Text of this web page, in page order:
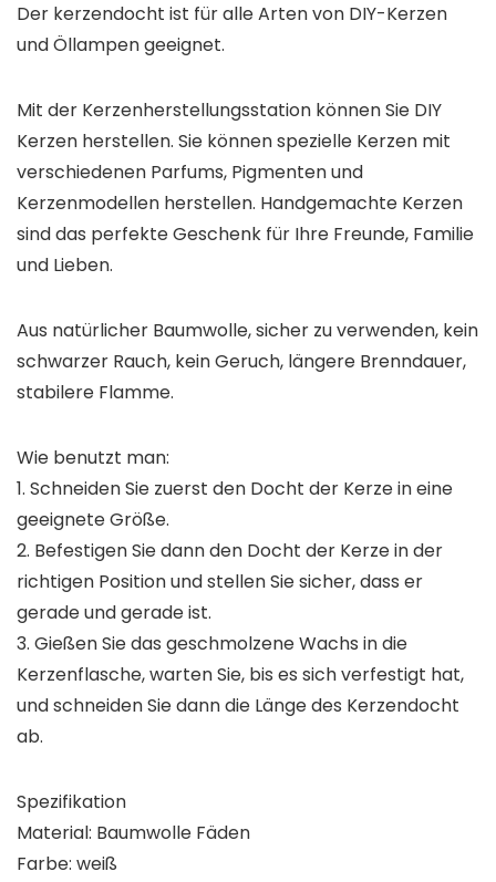
Der kerzendocht ist für alle Arten von DIY-Kerzen
und Öllampen geeignet.
Mit der Kerzenherstellungsstation können Sie DIY
Kerzen herstellen. Sie können spezielle Kerzen mit
verschiedenen Parfums, Pigmenten und
Kerzenmodellen herstellen. Handgemachte Kerzen
sind das perfekte Geschenk für Ihre Freunde, Familie
und Lieben.
Aus natürlicher Baumwolle, sicher zu verwenden, kein
schwarzer Rauch, kein Geruch, längere Brenndauer,
stabilere Flamme.
Wie benutzt man:
1. Schneiden Sie zuerst den Docht der Kerze in eine
geeignete Größe.
2. Befestigen Sie dann den Docht der Kerze in der
richtigen Position und stellen Sie sicher, dass er
gerade und gerade ist.
3. Gießen Sie das geschmolzene Wachs in die
Kerzenflasche, warten Sie, bis es sich verfestigt hat,
und schneiden Sie dann die Länge des Kerzendocht
ab.
Spezifikation
Material: Baumwolle Fäden
Farbe: weiß